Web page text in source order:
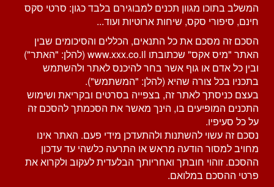
המשלב בתוכו מגוון תכנים למבוגירם בלבד כגון: סרטי סקס
חינם, סיפורי סקס, שיחות ארוטיות ועוד...
הסכם זה מסכם את כל התנאים, הכללים והסיכומים שבין
האתר "מיס אקס" שכתובתו www.xxx.co.il (להלן: "האתר")
ובין כל אדם או גוף אשר בחר להיכנס לאתר ולהשתמש
בתכניו בכל צורה שהיא (להלן: "המשתמש").
בעצם כניסתך לאתר זה, בצפייה בסרטים ובקריאת ושימוש
התכנים המופיעים בו, הינך מאשר את הסכמתך להסכם זה
על כל סעיפיו.
נסכם זה עשוי להשתנות ולהתעדכן מידי פעם. האתר אינו
מחויב למסור הודעה מראש או התרעה כלשהי עד עדכון
ההסכם. זוהוי חובתך ואחריותך הבלעדית לעקוב ולקרוא את
פרטי ההסכם במלואם.